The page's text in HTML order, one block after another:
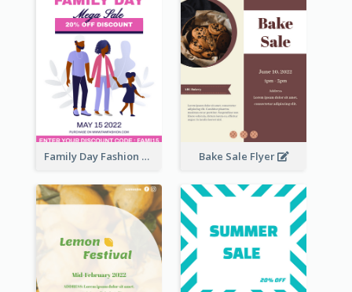
Family Day Fashion Sales Flyer Bake Sale Flyer